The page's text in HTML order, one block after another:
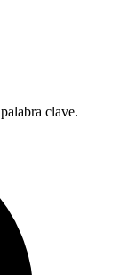
clave.